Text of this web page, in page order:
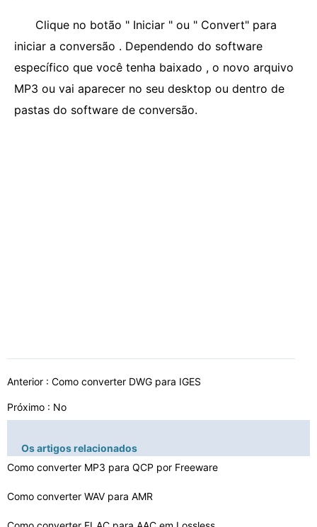
Clique no botão " Iniciar " ou " Convert" para
iniciar a conversão . Dependendo do software
específico que você tenha baixado , o novo arquivo
MP3 ou vai aparecer no seu desktop ou dentro de
pastas do software de conversão.
Anterior : Como converter DWG para IGES
Próximo : No
Os artigos relacionados
Como converter MP3 para QCP por Freeware
Como converter WAV para AMR